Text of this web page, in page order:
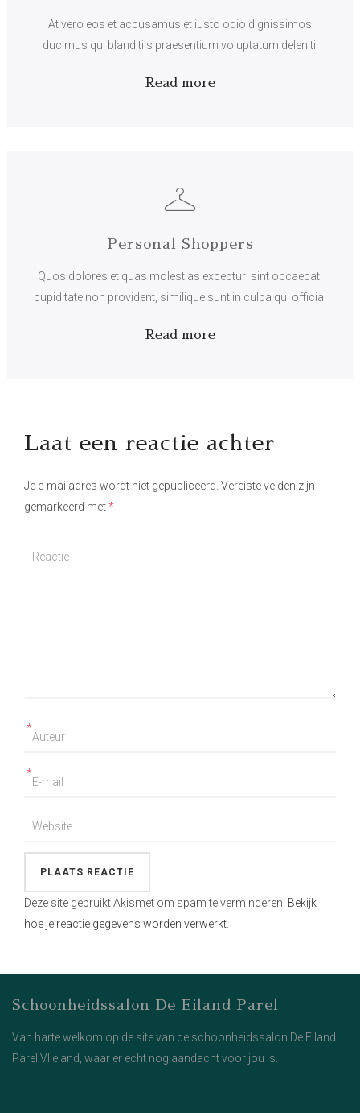
At vero eos et accusamus et iusto odio dignissimos
ducimus qui blanditiis praesentium voluptatum deleniti.
Read more
Personal Shoppers
Quos dolores et quas molestias excepturi sint occaecati
cupiditate non provident, similique sunt in culpa qui officia.
Read more
Laat een reactie achter
Je e-mailadres wordt niet gepubliceerd. Vereiste velden zijn
gemarkeerd met*
*
*
Deze site gebruikt Akismet om spam te verminderen. Bekijk
hoe je reactie gegevens worden verwerkt
Schoonheidssalon De Eiland Parel
Van harte welkom op de site van de schoonheidssalon De Eiland
Parel Vlieland, waar er echt nog aandacht voor jou is.